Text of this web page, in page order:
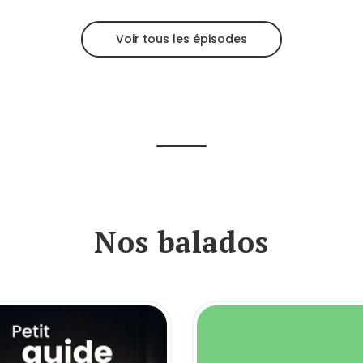
Voir tous les épisodes
Nos balados